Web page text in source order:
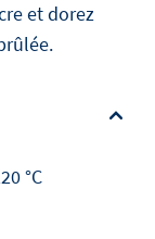
et dorez
°C